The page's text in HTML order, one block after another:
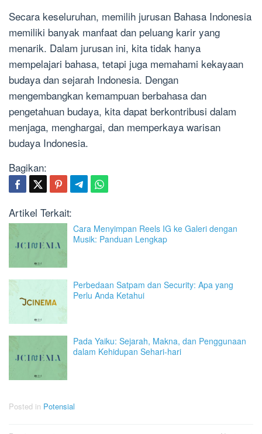
Secara keseluruhan, memilih jurusan Bahasa Indonesia
memiliki banyak manfaat dan peluang karir yang
menarik. Dalam jurusan ini, kita tidak hanya
mempelajari bahasa, tetapi juga memahami kekayaan
budaya dan sejarah Indonesia. Dengan
mengembangkan kemampuan berbahasa dan
pengetahuan budaya, kita dapat berkontribusi dalam
menjaga, menghargai, dan memperkaya warisan
budaya Indonesia.
Bagikan:
Artikel Terkait:
Cara Menyimpan Reels IG ke Galeri dengan
Musik: Panduan Lengkap
Perbedaan Satpam dan Security: Apa yang
Perlu Anda Ketahui
Pada Yaiku: Sejarah, Makna, dan Penggunaan
dalam Kehidupan Sehari-hari
Posted in Potensial